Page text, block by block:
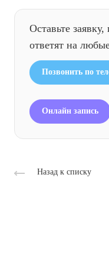
Оставьте
ответят на
Позвонить по
Онлайн запись
Назад к списку